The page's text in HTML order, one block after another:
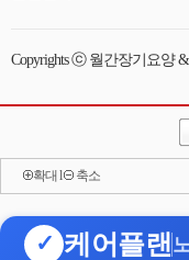
Copyrights ⓒ 월간장기요양 &
확대 l 축소
✓ 케어플랜